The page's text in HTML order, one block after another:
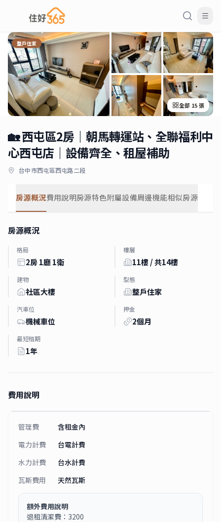
整戶住家
全部 15張
🏡 西屯區2房｜朝馬轉運站、全聯福利中
心西屯店｜設備齊全、租屋補助
台中市西屯區西屯路二段
房源概況費用說明房源特色附屬設備周邊機能相似房源
房源概況
格局
2房 1廳 1衛
樓層
11樓 / 共14樓
建物
社區大樓
型態
整戶住家
汽車位
機械車位
押金
2個月
最短租期
1年
費用說明
管理費
含租金內
電力計費
台電計費
水力計費
台水計費
瓦斯費用
天然瓦斯
額外費用說明
退租清潔費：3200